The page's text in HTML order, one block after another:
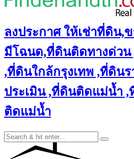
ลงประกาศ ให้เช่าที่ดิน,
มีโฉนด,ที่ดินติดทางด่วน
,ที่ดินใกล้กรุงเทพ ,ที่ดิน
ประเมิน ,ที่ดินติดแม่น้ำ
ติดแม่น้ำ